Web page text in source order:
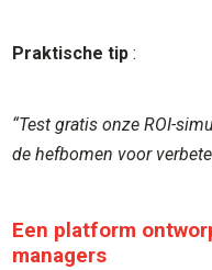
Praktische tip :
“Test gratis onze ROI-
de hefbomen voor
Een platform
managers